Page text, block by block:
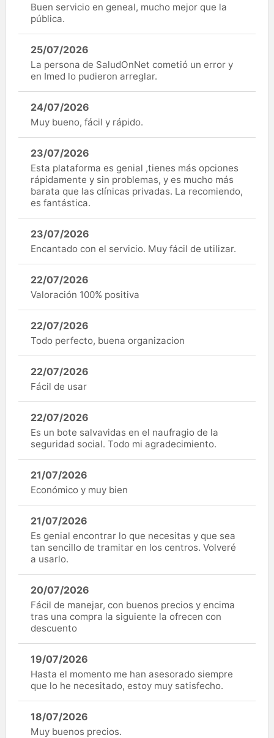
Buen servicio en geneal, mucho mejor que la
pública.
25/07/2026
La persona de SaludOnNet cometió un error y
en Imed lo pudieron arreglar.
24/07/2026
Muy bueno, fácil y rápido.
23/07/2026
Esta plataforma es genial ,tienes más opciones
rápidamente y sin problemas, y es mucho más
barata que las clínicas privadas. La recomiendo,
es fantástica.
23/07/2026
Encantado con el servicio. Muy fácil de utilizar.
22/07/2026
Valoración 100% positiva
22/07/2026
Todo perfecto, buena organizacion
22/07/2026
Fácil de usar
22/07/2026
Es un bote salvavidas en el naufragio de la
seguridad social. Todo mi agradecimiento.
21/07/2026
Económico y muy bien
21/07/2026
Es genial encontrar lo que necesitas y que sea
tan sencillo de tramitar en los centros. Volveré
a usarlo.
20/07/2026
Fácil de manejar, con buenos precios y encima
tras una compra la siguiente la ofrecen con
descuento
19/07/2026
Hasta el momento me han asesorado siempre
que lo he necesitado, estoy muy satisfecho.
18/07/2026
Muy buenos precios.